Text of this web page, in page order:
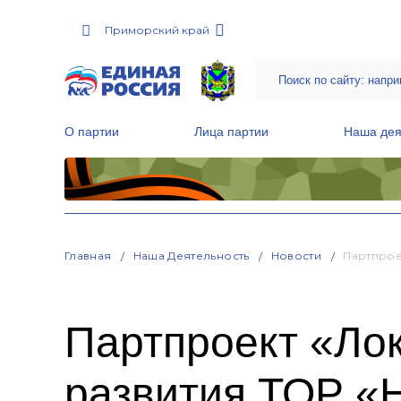
Приморский край
О партии Лица партии Наша
Главная Наша Деятельность Новости
Партпроект